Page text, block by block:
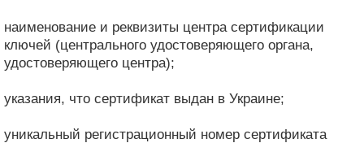
наименование и реквизиты центра сертификации
ключей (центрального удостоверяющего органа,
удостоверяющего центра);
указания, что сертификат выдан в Украине;
уникальный регистрационный номер сертификата